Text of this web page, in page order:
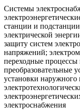
Системы
станции и
электрической
защиту систем
напряжений;
переходные процессы
преобразовательные
установки наружного
электроснабжения